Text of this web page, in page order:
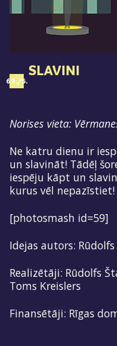
69./5.
SLAVINI
Norises vieta:
Ne katru dienu ir
un slavināt! Tādēļ
iespēju kāpt un
kurus vēl nepazīstiet!
[photosmash id=59]
Idejas autors:
Realizētāji: Rūdolfs
Toms Kreislers
Finansētāji: Rīgas